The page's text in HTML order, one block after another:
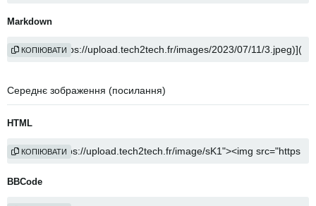
Markdown
КОПІЮВАТИ
Середнє зображення (посилання)
HTML
КОПІЮВАТИ
BBCode